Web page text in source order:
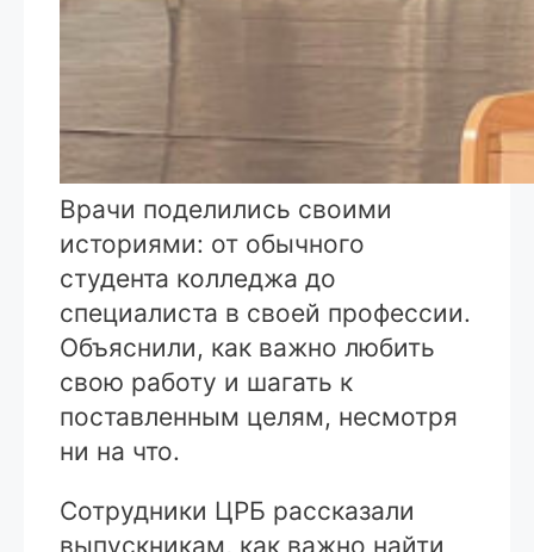
Врачи поделились своими
историями: от обычного
студента колледжа до
специалиста в своей профессии.
Объяснили, как важно любить
свою работу и шагать к
поставленным целям, несмотря
ни на что.
Сотрудники ЦРБ рассказали
выпускникам, как важно найти